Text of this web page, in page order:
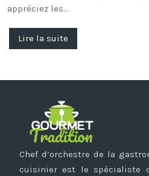
appréciez les…
Lire la suite
Chef d’orchestre de la
cuisinier est le spécialiste